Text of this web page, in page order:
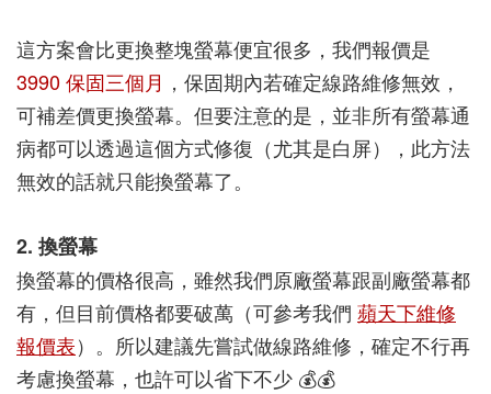
這方案會比更換整塊螢幕便宜很多，我們報價是
3990 保固三個月 ，保固期內若確定線路維修無效，
可補差價更換螢幕。但要注意的是，並非所有螢幕通
病都可以透過這個方式修復（尤其是白屏），此方法
無效的話就只能換螢幕了。
2. 換螢幕
換螢幕的價格很高，雖然我們原廠螢幕跟副廠螢幕都
有，但目前價格都要破萬（可參考我們 蘋天下維修
報價表）。所以建議先嘗試做線路維修，確定不行再
考慮換螢幕，也許可以省下不少 💰💰